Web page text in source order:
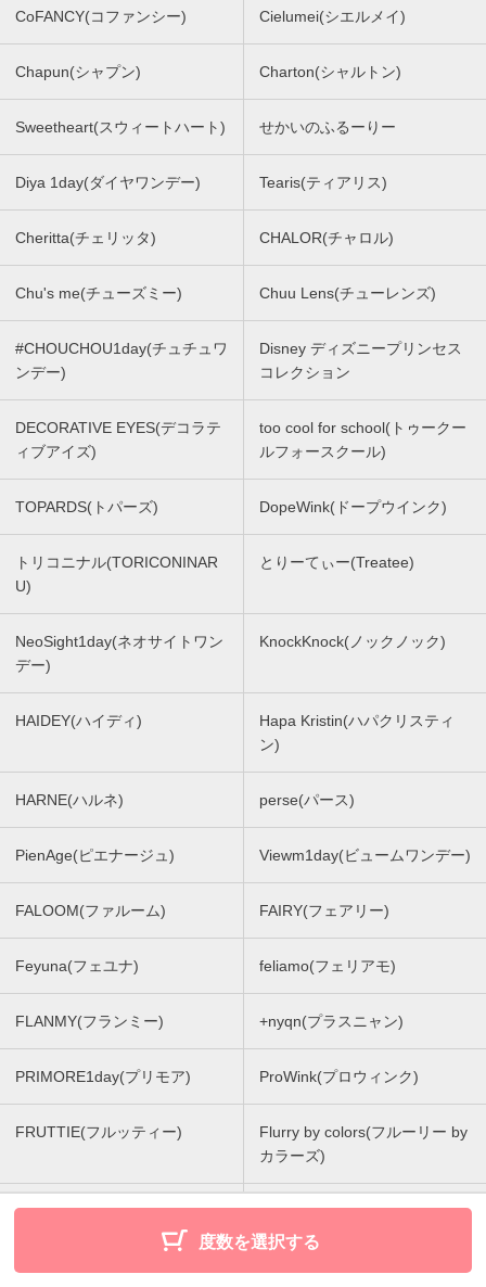
度数を選択する
CoFANCY(コファンシー) Cielumei(シエルメイ)
Chapun(シャプン) Charton(シャルトン)
Sweetheart(スウィートハート) せかいのふるーりー
Diya 1day(ダイヤワンデー) Tearis(ティアリス)
Cheritta(チェリッタ) CHALOR(チャロル)
Chu's me(チューズミー) Chuu Lens(チューレンズ)
#CHOUCHOU1day(チュチュワ
ンデー)
Disney ディズニープリンセス
コレクション
DECORATIVE EYES(デコラテ
ィブアイズ)
too cool for school(トゥークー
ルフォースクール)
TOPARDS(トパーズ) DopeWink(ドープウインク)
トリコニナル(TORICONINAR
U)
とりーてぃー(Treatee)
NeoSight1day(ネオサイトワン
デー)
KnockKnock(ノックノック)
HAIDEY(ハイディ)
Hapa Kristin(ハパクリスティ
ン)
HARNE(ハルネ) perse(パース)
PienAge(ピエナージュ) Viewm1day(ビュームワンデー)
FALOOM(ファルーム) FAIRY(フェアリー)
Feyuna(フェユナ) feliamo(フェリアモ)
FLANMY(フランミー) +nyqn(プラスニャン)
PRIMORE1day(プリモア) ProWink(プロウィンク)
FRUTTIE(フルッティー)
Flurry by colors(フルーリー by
カラーズ)
BABY Motecon 1DAY (ベイビ
BABY Motecon MONTHLY (ベ
イビーモテコンマンスリー)